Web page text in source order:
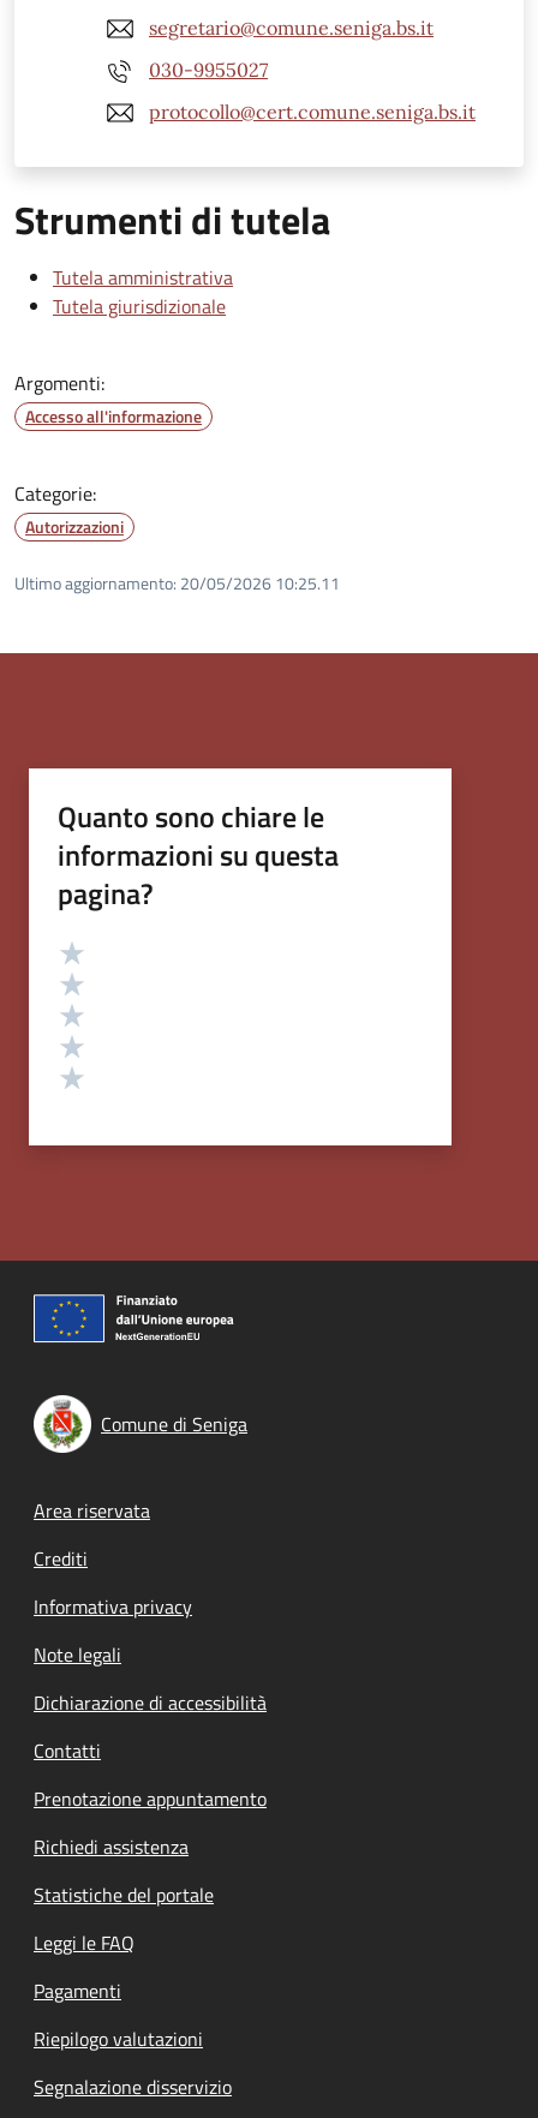
segretario@comune.seniga.bs.it
030-9955027
protocollo@cert.comune.seniga.bs.it
Strumenti di tutela
Tutela amministrativa
Tutela giurisdizionale
Argomenti:
Accesso all'informazione
Categorie:
Autorizzazioni
Ultimo aggiornamento: 20/05/2026 10:25.11
Quanto sono chiare le
informazioni su questa
pagina?
Valutazione
Comune di Seniga
Footer menu
Area riservata
Crediti
Informativa privacy
Note legali
Dichiarazione di accessibilità
Contatti
Prenotazione appuntamento
Richiedi assistenza
Statistiche del portale
Leggi le FAQ
Pagamenti
Riepilogo valutazioni
Segnalazione disservizio